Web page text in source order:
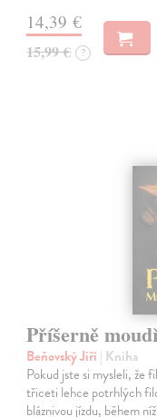
14,39 €
15,99 € ?
Příšerně
Beňovský Jiří | Kniha
Pokud jste si mysleli, že
třiceti lehce potrhlých
bláznivou jízdu, během